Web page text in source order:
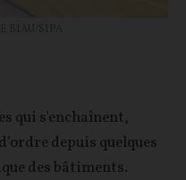
qui s'enchaînent,
depuis quelques
des bâtiments.